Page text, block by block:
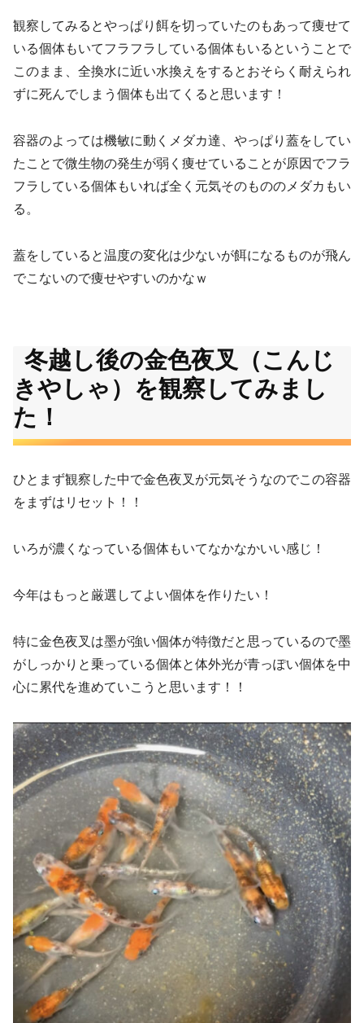
観察してみるとやっぱり餌を切っていたのもあって痩せて
いる個体もいてフラフラしている個体もいるということで
このまま、全換水に近い水換えをするとおそらく耐えられ
ずに死んでしまう個体も出てくると思います！
容器のよっては機敏に動くメダカ達、やっぱり蓋をしてい
たことで微生物の発生が弱く痩せていることが原因でフラ
フラしている個体もいれば全く元気そのもののメダカもい
る。
蓋をしていると温度の変化は少ないが餌になるものが飛ん
でこないので痩せやすいのかなｗ
冬越し後の金色夜叉（こんじ
きやしゃ）を観察してみまし
た！
ひとまず観察した中で金色夜叉が元気そうなのでこの容器
をまずはリセット！！
いろが濃くなっている個体もいてなかなかいい感じ！
今年はもっと厳選してよい個体を作りたい！
特に金色夜叉は墨が強い個体が特徴だと思っているので墨
がしっかりと乗っている個体と体外光が青っぽい個体を中
心に累代を進めていこうと思います！！